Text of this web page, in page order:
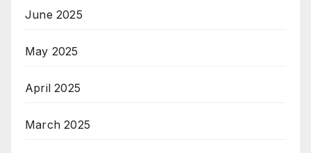
June 2025
May 2025
April 2025
March 2025